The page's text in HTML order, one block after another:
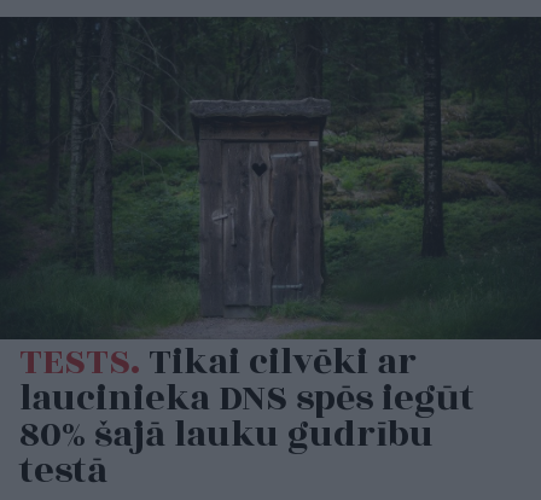
TESTS.Tikai cilvēki ar
laucinieka DNS spēs iegūt
80% šajā lauku gudrību
testā